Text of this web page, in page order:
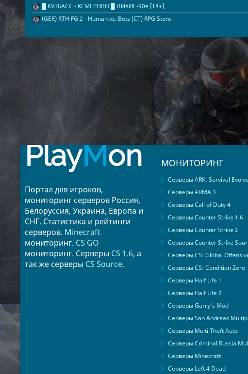
█ КУЗБАСС - КЕМЕРОВО █ ЛИХИЕ-90е [18+]
(GER) RTH FG 2 - Human vs. Bots (CT) RPG Store
PlayMon
Портал для игроков,
мониторинг серверов Россия,
Белоруссия, Украина, Европа и
СНГ. Статистика и рейтинги
серверов. Minecraft
мониторинг. CS GO
мониторинг. Серверы CS 1.6, а
так же серверы CS Source.
МОНИТОРИНГ
Серверы ARK: Survival
Серверы ARMA 3
Серверы Call of Duty 4
Серверы Counter Strike 1.6
Серверы Counter Strike 2
Серверы Counter Strike
Серверы CS: Global
Серверы CS: Condition Zero
Серверы Half Life 1
Серверы Half Life 2
Серверы Garry's Mod
Серверы San Andreas
Серверы Multi Theft Auto
Серверы Criminal Russia
Серверы Minecraft
Серверы Left 4 Dead